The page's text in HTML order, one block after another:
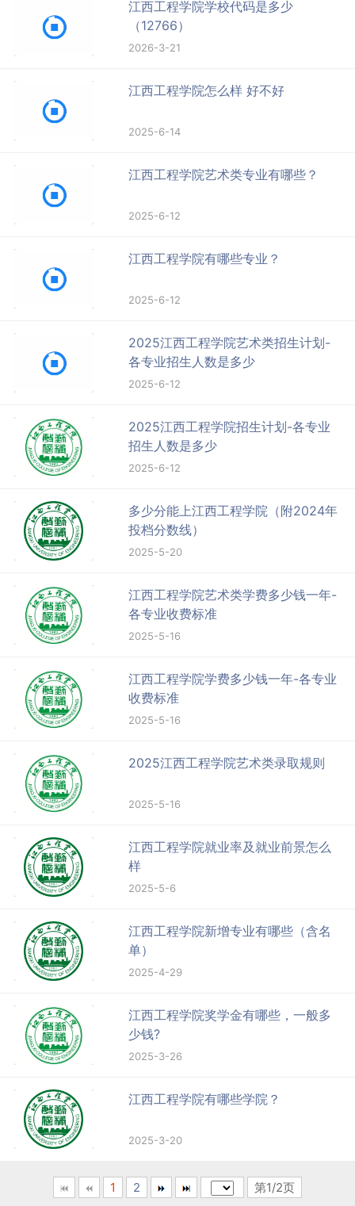
江西工程学院学校代码是多少
（12766）
2026-3-21
江西工程学院怎么样 好不好
2025-6-14
江西工程学院艺术类专业有哪些？
2025-6-12
江西工程学院有哪些专业？
2025-6-12
2025江西工程学院艺术类招生计划-
各专业招生人数是多少
2025-6-12
2025江西工程学院招生计划-各专业
招生人数是多少
2025-6-12
多少分能上江西工程学院（附2024年
投档分数线）
2025-5-20
江西工程学院艺术类学费多少钱一年-
各专业收费标准
2025-5-16
江西工程学院学费多少钱一年-各专业
收费标准
2025-5-16
2025江西工程学院艺术类录取规则
2025-5-16
江西工程学院就业率及就业前景怎么
样
2025-5-6
江西工程学院新增专业有哪些（含名
单）
2025-4-29
江西工程学院奖学金有哪些，一般多
少钱?
2025-3-26
江西工程学院有哪些学院？
2025-3-20
1 2 第1/2页